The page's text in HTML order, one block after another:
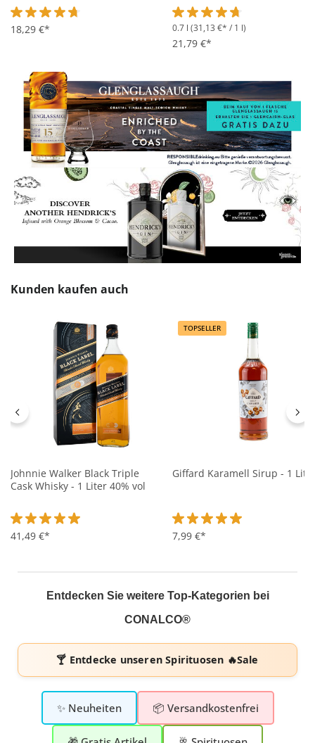
Durchschnittliche Bewertung von 4.6 von 5 Sternen
18,29 €* Durchschnittliche
0.7 l (31,13 €* / 1 l)
21,79 €*
Produktgalerie überspringen
Kunden kaufen auch
Johnnie Walker Black Triple
Cask Whisky - 1 Liter 40% vol
Durchschnittliche Bewertung von 5 von 5 Sternen
41,49 €*
TOPSELLER
Giffard Karamell Sirup - 1
Durchschnittliche
7,99 €*
Entdecken Sie weitere Top-Kategorien bei
CONALCO®
🍸 Entdecke unserenSpirituosen 🔥Sale
✨ Neuheiten 📦 Versandkostenfrei